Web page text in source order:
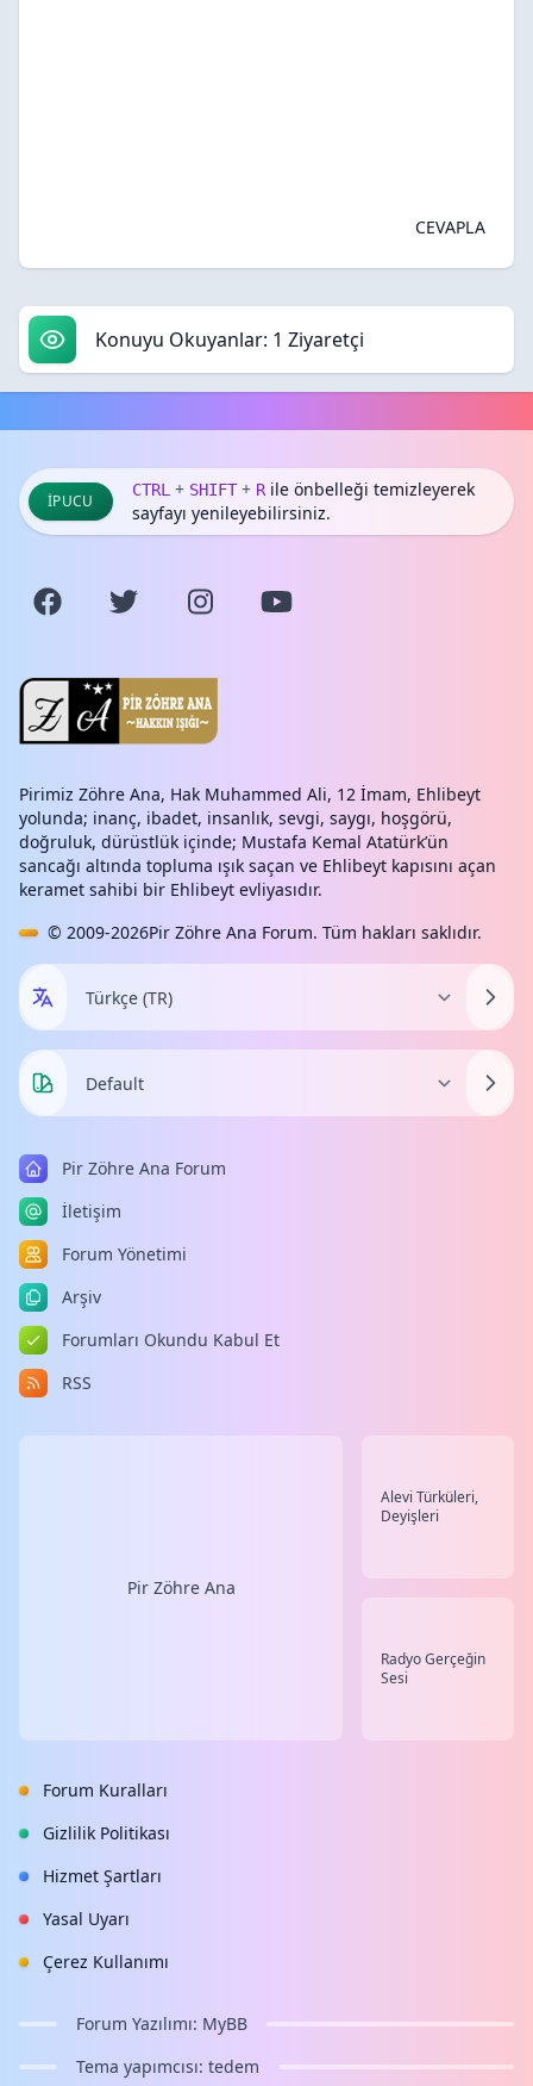
CEVAPLA
Konuyu Okuyanlar: 1 Ziyaretçi
İPUCU
CTRL + SHIFT + Rile önbelleği temizleyerek
sayfayı yenileyebilirsiniz.
Pirimiz Zöhre Ana, Hak Muhammed Ali, 12 İmam, Ehlibeyt
yolunda; inanç, ibadet, insanlık, sevgi, saygı, hoşgörü,
doğruluk, dürüstlük içinde; Mustafa Kemal Atatürk’ün
sancağı altında topluma ışık saçan ve Ehlibeyt kapısını açan
keramet sahibi bir Ehlibeyt evliyasıdır.
© 2009-2026Pir Zöhre Ana Forum. Tüm hakları saklıdır.
Pir Zöhre Ana Forum
İletişim
Forum Yönetimi
Arşiv
Forumları Okundu Kabul Et
RSS
Pir Zöhre Ana
Alevi Türküleri,
Deyişleri
Radyo Gerçeğin
Sesi
Forum Kuralları
Gizlilik Politikası
Hizmet Şartları
Yasal Uyarı
Çerez Kullanımı
Forum Yazılımı: MyBB
Tema yapımcısı: tedem